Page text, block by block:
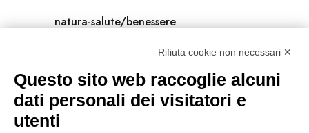
natura-salute/benessere
scienza
universolocale
Rifiuta cookie non necessari ✕
Questo sito web raccoglie alcuni
dati personali dei visitatori e
utenti